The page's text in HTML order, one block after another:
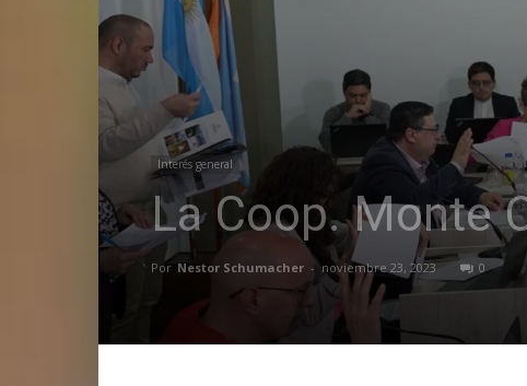
Interés general
La Coop. Monte
Por Nestor Schumacher - noviembre 23, 2023 0